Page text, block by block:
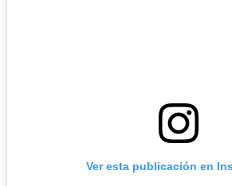
Ver esta publicación en